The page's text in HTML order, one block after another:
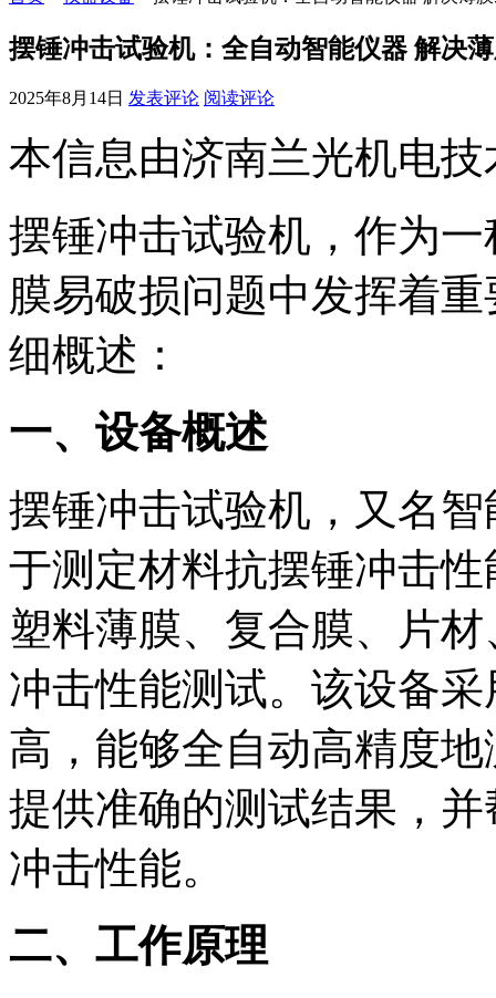
摆锤冲击试验机：全自动智能仪器 解决
2025年8月14日 发表评论 阅读评论
本信息由济南兰光机电
摆锤冲击试验机，作为
膜易破损问题中发挥着
细概述：
一、设备概述
摆锤冲击试验机，又名
于测定材料抗摆锤冲击
塑料薄膜、复合膜、片
冲击性能测试。该设备
高，能够全自动高精度
提供准确的测试结果，
冲击性能。
二、工作原理